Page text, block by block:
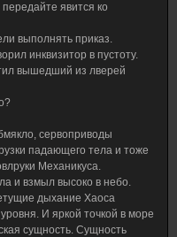
явится ко
выполнять приказ.
инквизитор в пустоту.
вышедший из лверей
сервоприводы
падающего тела и тоже
Механикуса.
и взмыл высоко в небо.
дыхание Хаоса
И яркой точкой в море
сущность. Сущность